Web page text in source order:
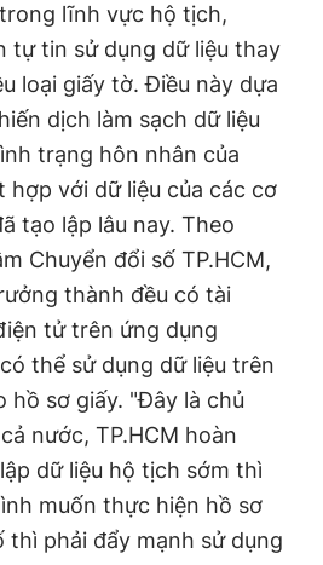
lĩnh vực hộ tịch,
tự tin sử dụng dữ liệu thay
loại giấy tờ. Điều này dựa
dịch làm sạch dữ liệu
trạng hôn nhân của
hợp với dữ liệu của các cơ
tạo lập lâu nay. Theo
Chuyển đổi số TP.HCM,
thành đều có tài
tử trên ứng dụng
thể sử dụng dữ liệu trên
hồ sơ giấy. "Đây là chủ
nước, TP.HCM hoàn
dữ liệu hộ tịch sớm thì
muốn thực hiện hồ sơ
phải đẩy mạnh sử dụng